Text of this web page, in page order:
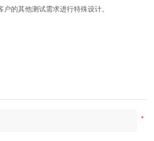
的其他测试需求进行特殊设计。